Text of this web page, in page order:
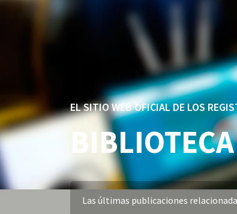
EL SITIO WEB OFICIAL DE LOS
BIBLIOTECA
Las últimas publicaciones